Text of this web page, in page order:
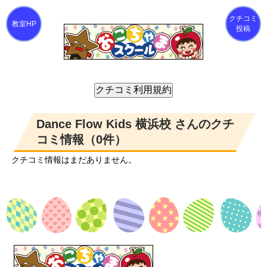
クチコミ
投稿
Dance Flow Kids 横浜校 さんのクチ
コミ情報（0件）
クチコミ情報はまだありません。